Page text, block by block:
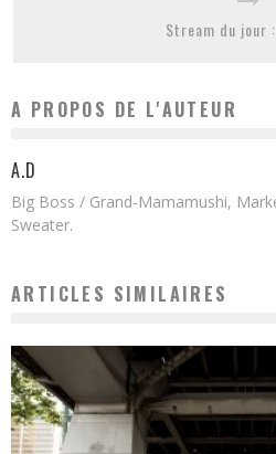
Stream du jour
A PROPOS DE L'AUTEUR
A.D
Big Boss / Grand-Mamamushi,
Sweater.
ARTICLES SIMILAIRES